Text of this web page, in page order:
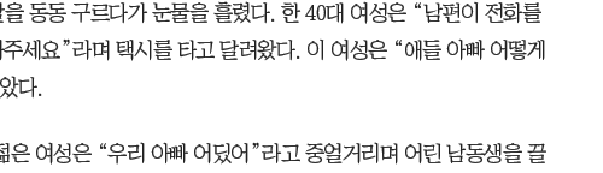
동동 구르다가 눈물을 흘렸다. 한 40대 여성은 “남편이 전화를
세요”라며 택시를 타고 달려왔다. 이 여성은 “애들 아빠 어떻게
다.
은 여성은 “우리 아빠 어딨어”라고 중얼거리며 어린 남동생을 끌